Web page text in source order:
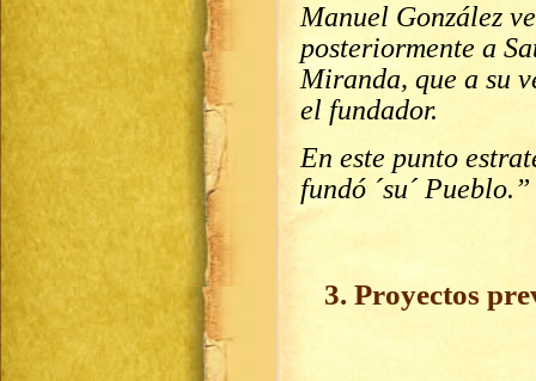
Manuel González
posteriormente a
Miranda, que a su
el fundador.
En este punto
fundó ´su´
3. Proyectos